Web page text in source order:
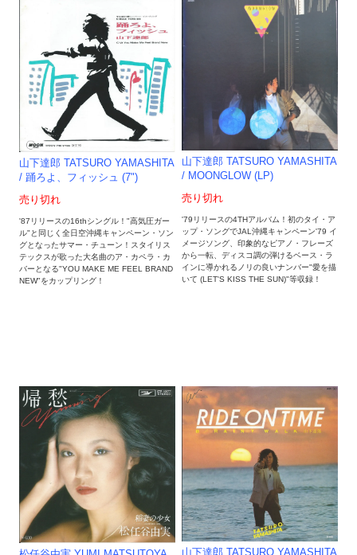
山下達郎 TATSURO YAMASHITA
/ 踊ろよ、フィッシュ (7")
売り切れ
'87リリースの16thシングル！"高気圧ガー
ル"と同じく全日空沖縄キャンペーン・ソン
グとなったサマー・チューン！スタイリス
テックスが歌った大名曲のア・カペラ・カ
バーとなる"YOU MAKE ME FEEL BRAND
NEW"をカップリング！
山下達郎 TATSURO YAMASHITA
/ MOONGLOW (LP)
売り切れ
'79リリースの4THアルバム！初のタイ・ア
ップ・ソングでJAL沖縄キャンペーン'79 イ
メージソング、印象的なピアノ・フレーズ
から一転、ディスコ調の弾けるベース・ラ
インに導かれるノリの良いナンバー"愛を描
いて (LET'S KISS THE SUN)"等収録！